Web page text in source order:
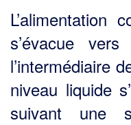
L’alimentation
s’évacue
l’intermédiaire
niveau liquide
suivant une